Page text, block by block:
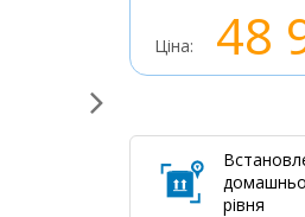
Ціна: 48
рівня